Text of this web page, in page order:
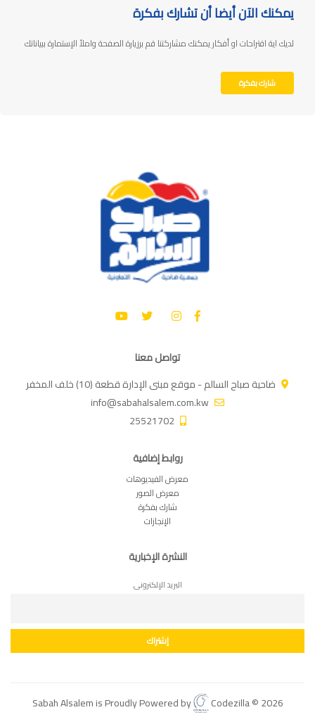
يمكنك الآن أيضا أن تشارك بفكرة
لديك اية اقتراحات او أفكار يمكنك مشاركتنا قم برزيارة الصفحة واملأ الإستمارة ببياناتك
شارك بفكرة
تواصل معنا
ضاحية صباح السالم - موقع مبنى الإدارة قطعة (10) خلف المخفر
info@sabahalsalem.com.kw
25521702
روابط إضافية
معرض الفيديوهات
معرض الصور
شارك بفكرة
الإنجازات
النشرة الإخبارية
البريد الإلكترونى
2026 © Sabah Alsalem is Proudly Powered by
Codezilla